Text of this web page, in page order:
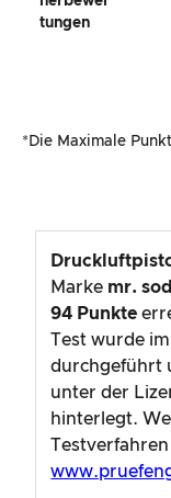
Tungen
*Die Maximale
Marke mr.
94 Punkte
Test wurde
durchgeführt
unter der
hinterlegt.